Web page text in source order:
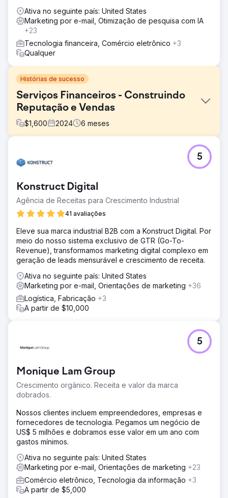
Ativa no seguinte país: United States
Marketing por e-mail, Otimização de pesquisa com IA
+23
Tecnologia financeira, Comércio eletrônico +3
Qualquer
Histórias de sucesso
Serviços Financeiros - Construindo
Reputação e Vendas
$1,600 2024 6 meses
Nosso objetivo era construir uma forte presença de SEO
para palavras-chave sem marca, a fim de explorar uma
de SEO atual do cliente focava fortemente em palavras-
chave de marca, que tinham 6.800 pesquisas mensais,
mas faltava visibilidade em categorias de palavras-chave
sem marca, o que representava um potencial significativo
de 28.000 pesquisas mensais.
Solução
Para enfrentar o desafio, implementamos uma estratégia
de conteúdo fundamental que tinha como alvo palavras-
chave não relacionadas à marca e de alto volume. Nosso
objetivo era construir autoridade e visibilidade sem
depender de atividades de backlinking. Esse conteúdo
fundamental foi apoiado por uma rede de palavras-chave
de cauda longa dentro do mesmo grupo temático e foi
palavras-chave relevantes, meta descrições e dados
estruturados.
Resultado
A estratégia de SEO aprimorada aumentou a visibilidade
de palavras-chave sem marca de 4% para 19,77%,
resultando em um aumento de 50% no tráfego orgânico
gerados por meio do WhatsApp e formulários de e-mail
atribuídos ao SEO orgânico. Com uma taxa de conversão
de lead para venda de 13%, esses leads orgânicos
influenciaram aproximadamente R$ 1,2 milhão em vendas,
demonstrando o impacto comercial significativo da
visibilidade de pesquisa aprimorada e do conteúdo
direcionado.
Konstruct Digital
Agência de Receitas para Crescimento Industrial
41 avaliações
5
Eleve sua marca industrial B2B com a Konstruct Digital. Por
meio do nosso sistema exclusivo de GTR (Go-To-
Revenue), transformamos marketing digital complexo em
geração de leads mensurável e crescimento de receita.
Ativa no seguinte país: United States
Marketing por e-mail, Orientações de marketing +36
Logística, Fabricação +3
A partir de $10,000
Monique Lam Group
Crescimento orgânico. Receita e valor da marca
dobrados.
5
Nossos clientes incluem empreendedores, empresas e
fornecedores de tecnologia. Pegamos um negócio de
US$ 5 milhões e dobramos esse valor em um ano com
gastos mínimos.
Ativa no seguinte país: United States
Marketing por e-mail, Orientações de marketing +23
Comércio eletrônico, Tecnologia da informação +3
A partir de $5,000